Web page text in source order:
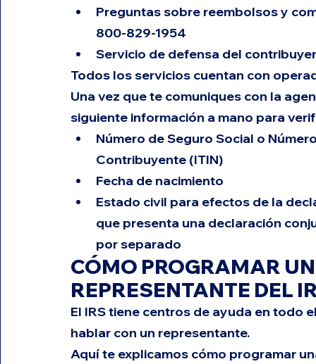
Preguntas sobre reembolsos y
800-829-1954
Servicio de defensa del
Todos los servicios cuentan con
Una vez que te comuniques con la
siguiente información a mano para
Número de Seguro Social o
Contribuyente (ITIN)
Fecha de nacimiento
Estado civil para efectos de la
que presenta una declaración
por separado
CÓMO PROGRAMAR
REPRESENTANTE DEL
El IRS tiene centros de ayuda en todo
hablar con un representante.
Aquí te explicamos cómo programar